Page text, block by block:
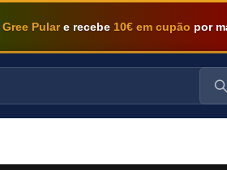
Gree Pulare recebe 10€ em cupão por